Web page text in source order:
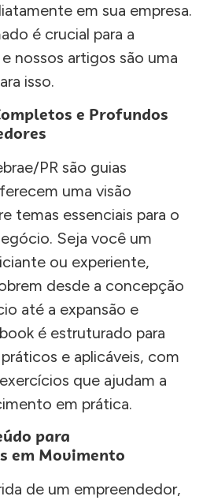
em sua empresa.
é crucial para a
nossos artigos são uma
isso.
e Profundos
PR são guias
uma visão
temas essenciais para o
Seja você um
ou experiente,
desde a concepção
até a expansão e
é estruturado para
e aplicáveis, com
que ajudam a
em prática.
para
em Movimento
de um empreendedor,